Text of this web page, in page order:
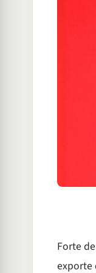
Forte
exporte